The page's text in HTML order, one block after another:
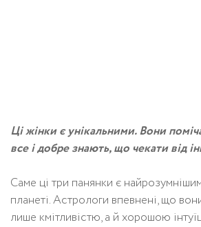
Ці жінки є унікальними. Вони
все і добре знають, що чекати від
Саме ці три панянки є
планеті. Астрологи впевнені, що
лише кмітливістю, а й хорошою